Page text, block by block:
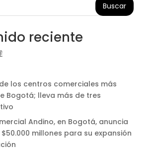
Buscar
reciente
los centros comerciales más
Bogotá; lleva más de tres
Andino, en Bogotá, anuncia
millones para su expansión